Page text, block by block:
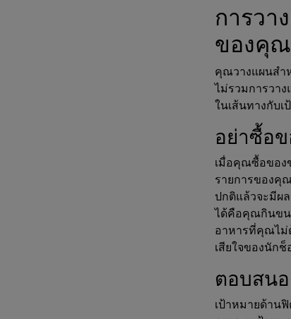
การวา
ของคุณ
คุณวางแผนสำ
ไม่รวมการวา
ในเส้นทางกับ
อย่าซื้อ
เมื่อคุณซื้อของ
รายการของคุ
ปกติแล้วจะมีผ
ได้คือคุณกินขน
อาหารที่คุณไม่
เสียใจของนัก
ตอบสน
เป้าหมายด้าน
สร้างแผ